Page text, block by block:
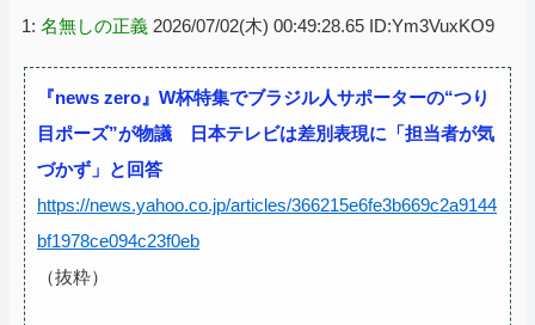
1: 名無しの正義 2026/07/02(木) 00:49:28.65 ID:Ym3VuxKO9
『news zero』W杯特集でブラジル人サポーターの“つり
目ポーズ”が物議 日本テレビは差別表現に「担当者が気
づかず」と回答
https://news.yahoo.co.jp/articles/366215e6fe3b669c2a9144
bf1978ce094c23f0eb
（抜粋）